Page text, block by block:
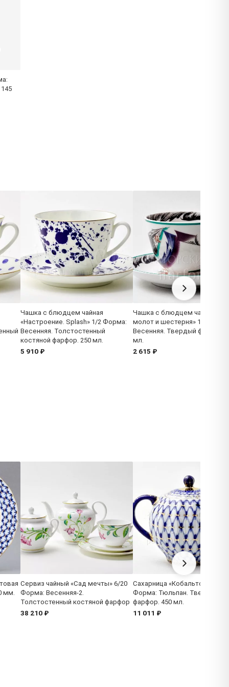
Чашка с блюдцем чайная
«Настроение. Splash» 1/2 Форма:
Весенняя. Толстостенный
костяной фарфор. 250 мл.
5 910 ₽
Чашка с блюдцем чайная
молот и шестерня» 1/2
Весенняя. Твердый фарфор.
мл.
2 615 ₽
мм.
Сервиз чайный «Сад мечты» 6/20
Форма: Весенняя-2.
Толстостенный костяной фарфор
38 210 ₽
Сахарница «Кобальтовая
Форма: Тюльпан. Твердый
фарфор. 450 мл.
11 011 ₽